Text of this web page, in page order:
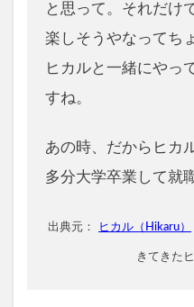
と思って。それだけ
楽しそうやなってち
ヒカルと一緒にやっ
すね。
あの時、だからヒカ
多分大学卒業して就
出典元： ヒカル（Hikaru）
きてきた